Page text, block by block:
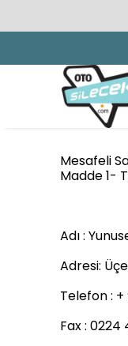
Mesafeli
Madde 1-
Adı :
Adresi:
Telefon :
Fax :